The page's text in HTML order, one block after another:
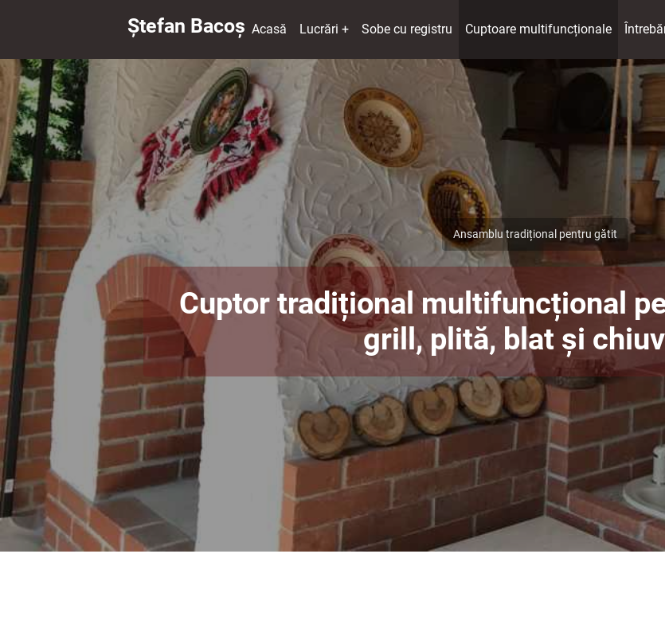
Ștefan Bacoș Acasă Lucrări + Sobe cu registru Cuptoare multifuncționale
Ansamblu tradițional pentru gătit
Cuptor tradițional multifuncțional
grill, plită, blat și